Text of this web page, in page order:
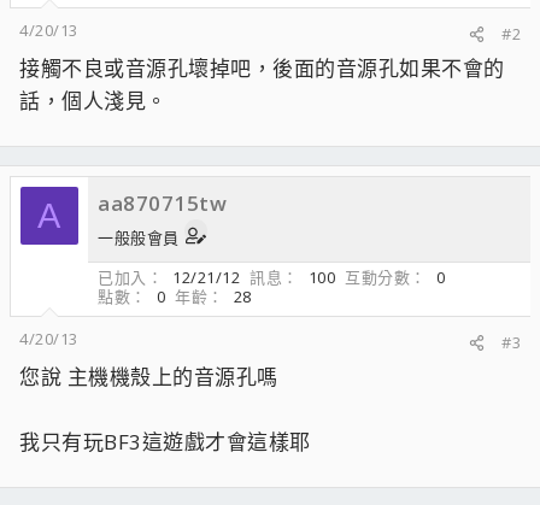
4/20/13
#2
接觸不良或音源孔壞掉吧，後面的音源孔如果不會的
話，個人淺見。
A aa870715tw
一般般會員
已加入
12/21/12 訊息 100 互動分數
0
點數
0 年齡
28
4/20/13
#3
您說 主機機殼上的音源孔嗎
我只有玩BF3這遊戲才會這樣耶